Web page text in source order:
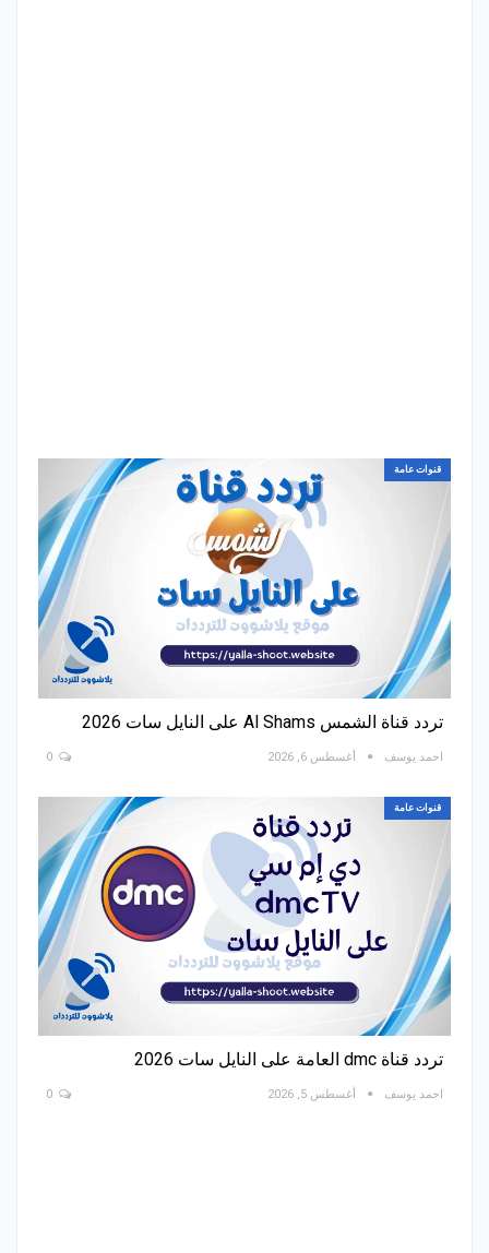
قنوات عامة
تردد قناة الشمس Al Shams على النايل سات 2026
احمد يوسف أغسطس 6, 2026
قنوات عامة
تردد قناة dmc العامة على النايل سات 2026
احمد يوسف أغسطس 5, 2026